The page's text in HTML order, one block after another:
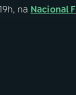
na Nacional